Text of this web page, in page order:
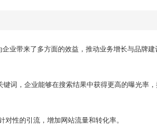
业带来了多方面的效益，推动业务增长与品牌建
词，企业能够在搜索结果中获得更高的曝光率，
性的引流，增加网站流量和转化率。